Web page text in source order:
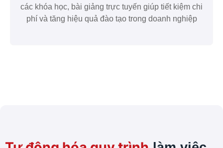
các khóa học, bài giảng trực tuyến giúp tiết kiệm chi
phí và tăng hiệu quả đào tạo trong doanh nghiệp